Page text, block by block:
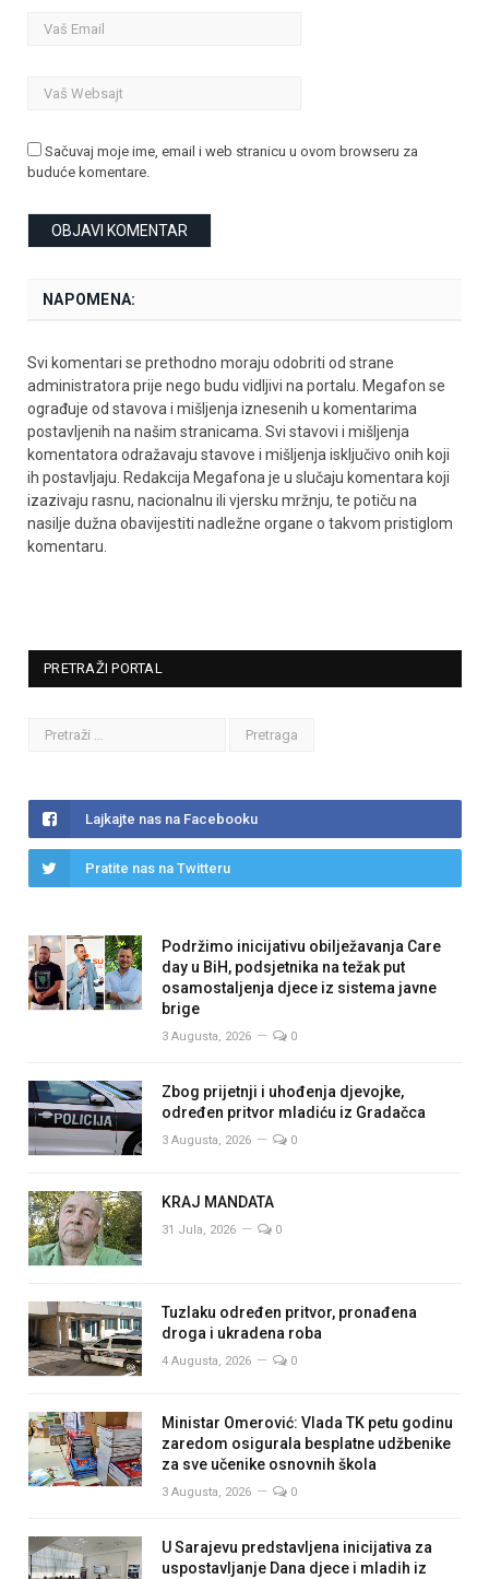
Sačuvaj moje ime, email i web stranicu u ovom browseru za
buduće komentare.
NAPOMENA:
Svi komentari se prethodno moraju odobriti od strane
administratora prije nego budu vidljivi na portalu. Megafon se
ograđuje od stavova i mišljenja iznesenih u komentarima
postavljenih na našim stranicama. Svi stavovi i mišljenja
komentatora odražavaju stavove i mišljenja isključivo onih koji
ih postavljaju. Redakcija Megafona je u slučaju komentara koji
izazivaju rasnu, nacionalnu ili vjersku mržnju, te potiču na
nasilje dužna obavijestiti nadležne organe o takvom pristiglom
komentaru.
PRETRAŽI PORTAL
Lajkajte nas na Facebooku
Pratite nas na Twitteru
Podržimo inicijativu obilježavanja Care
day u BiH, podsjetnika na težak put
osamostaljenja djece iz sistema javne
brige
3 Augusta, 2026 0
Zbog prijetnji i uhođenja djevojke,
određen pritvor mladiću iz Gradačca
3 Augusta, 2026 0
KRAJ MANDATA
31 Jula, 2026 0
Tuzlaku određen pritvor, pronađena
droga i ukradena roba
4 Augusta, 2026 0
Ministar Omerović: Vlada TK petu godinu
zaredom osigurala besplatne udžbenike
za sve učenike osnovnih škola
3 Augusta, 2026 0
U Sarajevu predstavljena inicijativa za
uspostavljanje Dana djece i mladih iz